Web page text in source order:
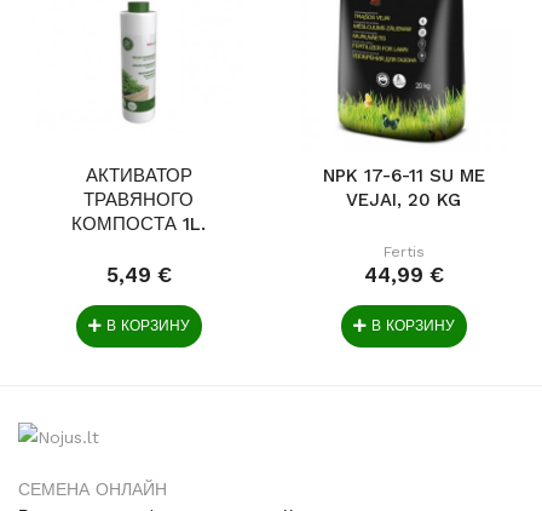
АКТИВАТОР
ТРАВЯНОГО
КОМПОСТА 1L.
5,49 €
В КОРЗИНУ
NPK 17-6-11 SU ME
VEJAI, 20 KG
Fertis
44,99 €
В КОРЗИНУ
СЕМЕНА ОНЛАЙН